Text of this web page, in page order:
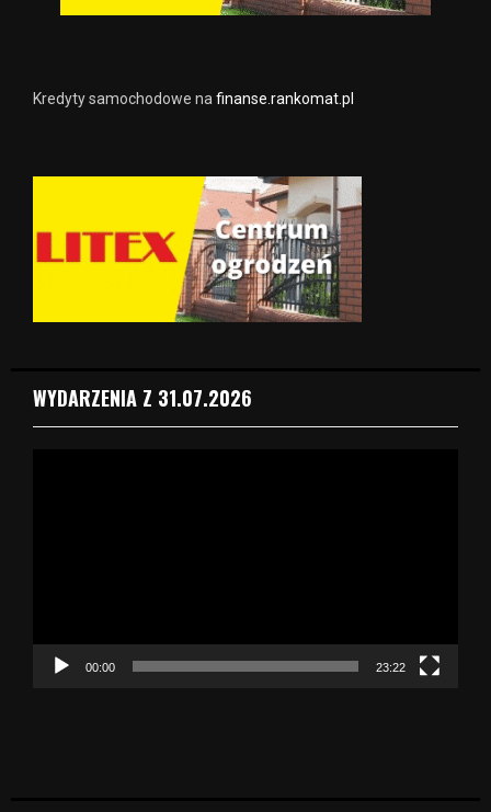
Kredyty samochodowe na finanse.rankomat.pl
WYDARZENIA Z 31.07.2026
c
00:00 23:22